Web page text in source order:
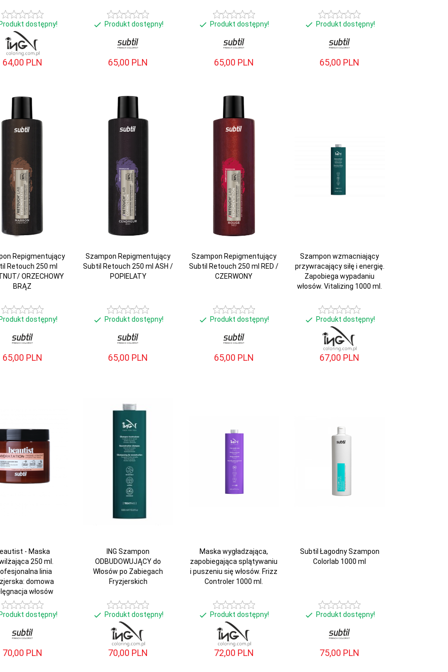
Produkt dostępny!
64,00 PLN
Produkt dostępny!
65,00 PLN
Produkt dostępny!
65,00 PLN
Produkt dostępny!
65,00 PLN
Repigmentujący
Retouch 250 ml
ORZECHOWY
BRĄZ
Produkt dostępny!
65,00 PLN
Szampon Repigmentujący
Subtil Retouch 250 ml ASH /
POPIELATY
Produkt dostępny!
65,00 PLN
Szampon Repigmentujący
Subtil Retouch 250 ml RED /
CZERWONY
Produkt dostępny!
65,00 PLN
Szampon wzmacniający
przywracający siłę i energię.
Zapobiega wypadaniu
włosów. Vitalizing 1000 ml.
Produkt dostępny!
67,00 PLN
- Maska
250 ml.
linia
domowa
włosów
Produkt dostępny!
70,00 PLN
ING Szampon
ODBUDOWUJĄCY do
Włosów po Zabiegach
Fryzjerskich
Produkt dostępny!
70,00 PLN
Maska wygładzająca,
zapobiegająca splątywaniu
i puszeniu się włosów. Frizz
Controler 1000 ml.
Produkt dostępny!
72,00 PLN
Subtil Łagodny Szampon
Colorlab 1000 ml
Produkt dostępny!
75,00 PLN